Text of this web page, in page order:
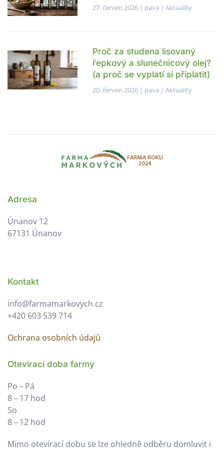
27. červen 2026 | pava | Aktuality
Proč za studena lisovaný
řepkový a slunečnicový olej?
(a proč se vyplatí si připlatit)
20. červen 2026 | pava | Aktuality
Adresa
Únanov 12
67131 Únanov
Kontakt
info@farmamarkovych.cz
+420 603 539 714
Ochrana osobních údajů
Oteviraci doba farmy
Po – Pá
8 – 17 hod
So
8 – 12 hod
Mimo otevírací dobu se lze ohledně odběru domluvit i